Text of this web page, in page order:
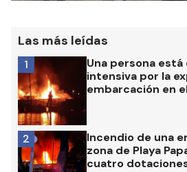
Las más leídas
Una persona
intensiva por la
embarcación en
1
Incendio de una
zona de Playa
cuatro
2